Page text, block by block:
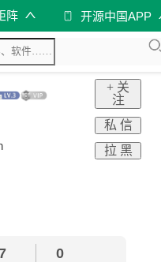
阵 开源中国APP
+ 关
注
私 信
拉 黑
0